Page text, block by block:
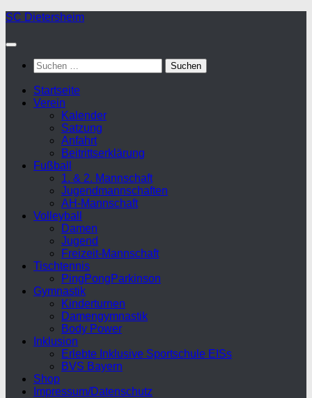
Zum
springen
SC Dietersheim
Suchen
nach:
Startseite
Verein
Kalender
Satzung
Anfahrt
Beitrittserklärung
Fußball
1. & 2. Mannschaft
Jugendmannschaften
AH-Mannschaft
Volleyball
Damen
Jugend
Freizeit-Mannschaft
Tischtennis
PingPongParkinson
Gymnastik
Kinderturnen
Damengymnastik
Body Power
Inklusion
Erlebte Inklusive Sportschule EISs
BVS Bayern
Shop
Impressum/Datenschutz